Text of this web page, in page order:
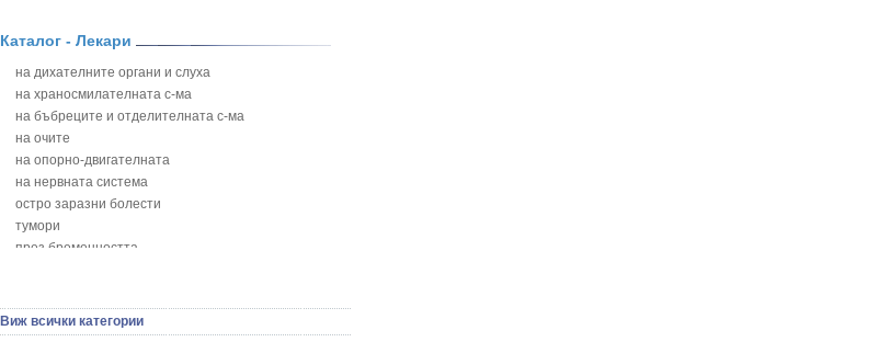
Блатен аир - Acorus calamus L.
Блатен тъжник - Spirea ulmaria L.
Блян
Бобови шушулки - Phaseolus Vulgaris L.
Божур - Paeonia Decora
Борови връхчета - Pinus sylvestris
Босилек - Ocimum Basillicum
Брей - Tamus Communis
Брош - Rubia tinctorum L.
Бръшлян - Hedera helix L.
Бял имел - Viscum album L.
Бял оман - Inula Helenium L.
Каталог - Лекари
на дихателните органи и слуха
на храносмилателната с-ма
на бъбреците и отделителната с-ма
на очите
на опорно-двигателната
на нервната система
остро заразни болести
тумори
през бременността
сексуални проблеми
на половите органи
Виж всички категории